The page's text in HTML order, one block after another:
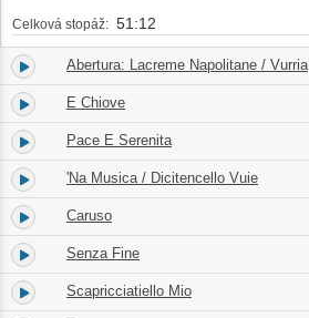
Celková stopáž: 51:12
1. Abertura: Lacreme Napolitane / Vurria
2. E Chiove
3. Pace E Serenita
4. 'Na Musica / Dicitencello Vuie
5. Caruso
6. Senza Fine
7. Scapricciatiello Mio